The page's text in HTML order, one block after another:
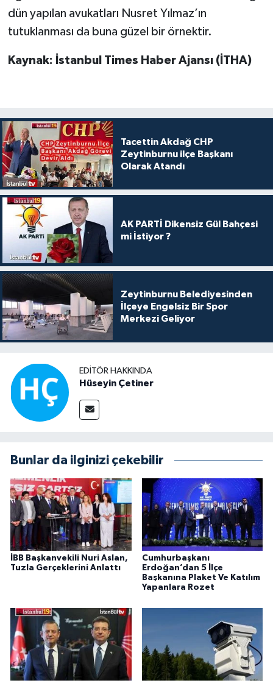
dün yapılan avukatları Nusret Yılmaz’ın
tutuklanması da buna güzel bir örnektir.
Kaynak: İstanbul Times Haber Ajansı (İTHA)
Tacettin Akdağ CHP
Zeytinburnu ilçe Başkanı
Olarak Atandı
AK PARTİ Dikensiz Gül Bahçesi
mi İstiyor ?
Zeytinburnu Belediyesinden
İlçeye Engelsiz Bir Spor
Merkezi Geliyor
EDITÖR HAKKINDA
Hüseyin Çetiner
Bunlar da ilginizi çekebilir
İBB Başkanvekili Nuri Aslan,
Tuzla Gerçeklerini Anlattı
Cumhurbaşkanı
Erdoğan’dan 5 İlçe
Başkanına Plaket Ve Katılım
Yapanlara Rozet